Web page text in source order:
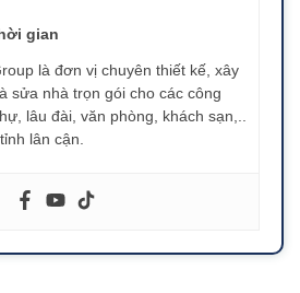
gian
là đơn vị chuyên thiết kế, xây
sửa nhà trọn gói cho các công
lâu đài, văn phòng, khách sạn,..
lân cận.